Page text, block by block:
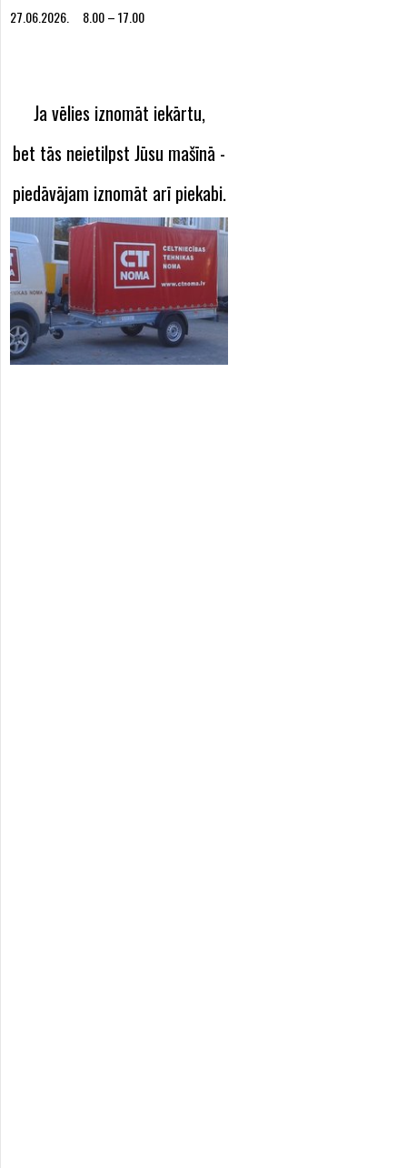
27.06.2026. 8.00 – 17.00
Ja vēlies iznomāt iekārtu,
bet tās neietilpst Jūsu mašīnā -
piedāvājam iznomāt arī piekabi.